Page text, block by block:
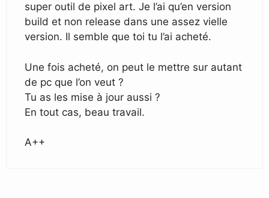
super outil de pixel art. Je l’ai qu’en version
build et non release dans une assez vielle
version. Il semble que toi tu l’ai acheté.
Une fois acheté, on peut le mettre sur autant
de pc que l’on veut ?
Tu as les mise à jour aussi ?
En tout cas, beau travail.
A++